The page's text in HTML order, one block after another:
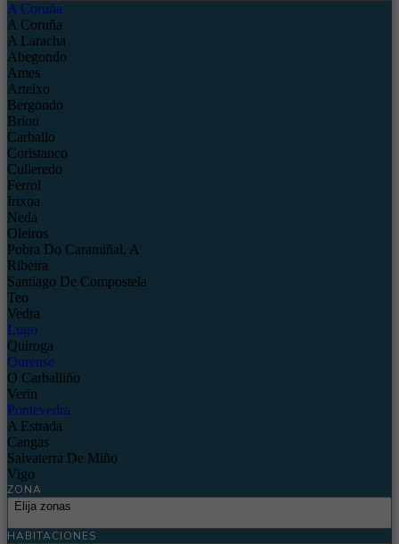
A Coruña
A Coruña
A Laracha
Abegondo
Ames
Arteixo
Bergondo
Brion
Carballo
Coristanco
Culleredo
Ferrol
Irixoa
Neda
Oleiros
Pobra Do Caramiñal, A
Ribeira
Santiago De Compostela
Teo
Vedra
Lugo
Quiroga
Ourense
O Carballiño
Verin
Pontevedra
A Estrada
Cangas
Salvaterra De Miño
Vigo
ZONA
Elija zonas
HABITACIONES